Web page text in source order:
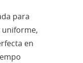
para
uniforme,
en